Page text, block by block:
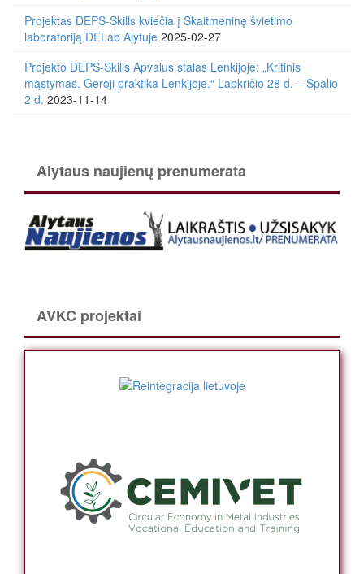
Projektas DEPS-Skills kviečia į Skaitmeninę švietimo
laboratoriją DELab Alytuje 2025-02-27
Projekto DEPS-Skills Apvalus stalas Lenkijoje: „Kritinis
mąstymas. Geroji praktika Lenkijoje.“ Lapkričio 28 d. – Spalio
2 d. 2023-11-14
Alytaus naujienų prenumerata
AVKC projektai